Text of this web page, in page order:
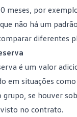
meses, por
não há um
diferentes
é um valor
em situações
se houver
no contrato.